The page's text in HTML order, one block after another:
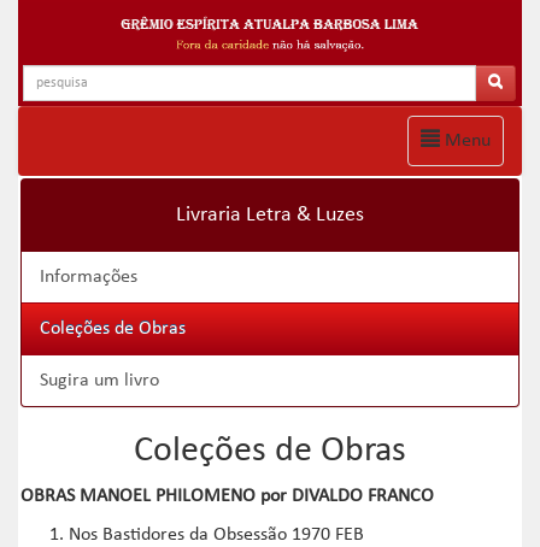
Menu
Livraria Letra & Luzes
Informações
Coleções de Obras
Sugira um livro
Coleções de Obras
OBRAS MANOEL PHILOMENO por DIVALDO FRANCO
Nos Bastidores da Obsessão 1970 FEB